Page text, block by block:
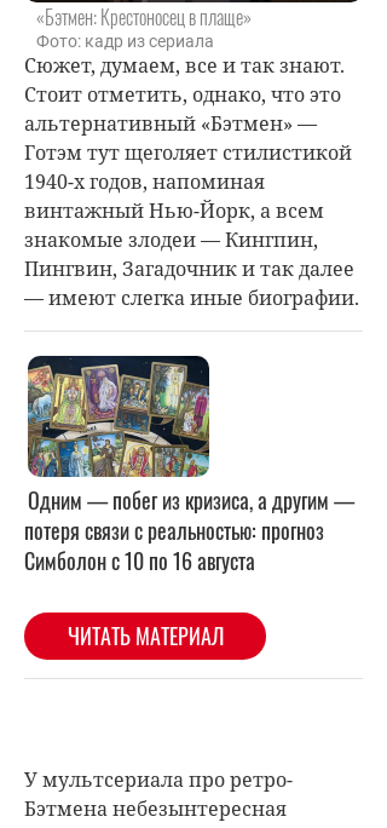
«Бэтмен: Крестоносец в плаще»
Фото: кадр из сериала
Сюжет, думаем, все и так знают.
Стоит отметить, однако, что это
альтернативный «Бэтмен» —
Готэм тут щеголяет стилистикой
1940-х годов, напоминая
винтажный Нью-Йорк, а всем
знакомые злодеи — Кингпин,
Пингвин, Загадочник и так далее
— имеют слегка иные биографии.
У мультсериала про ретро-
Бэтмена небезынтересная